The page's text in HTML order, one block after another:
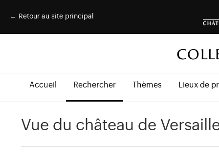
← Retour au site principal
Accueil Rechercher Thèmes Lieux de
Vue du château de